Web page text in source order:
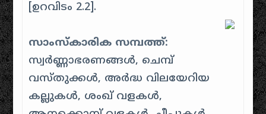
ഉറവിടം 2.2 ].
സാംസ്കാരിക സമ്പത്ത്:
സ്വർണ്ണാഭരണങ്ങൾ, ചെമ്പ്
വസ്തുക്കൾ, അർദ്ധ വിലയേറിയ
കല്ലുകൾ, ശംഖ് വളകൾ,